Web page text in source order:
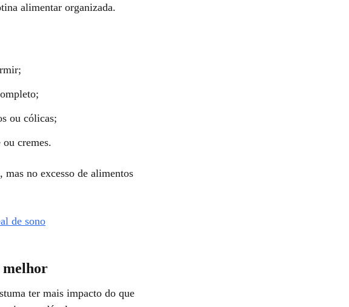
alimentar organizada.
ou cólicas;
cremes.
no excesso de alimentos
de sono
melhor
ter mais impacto do que